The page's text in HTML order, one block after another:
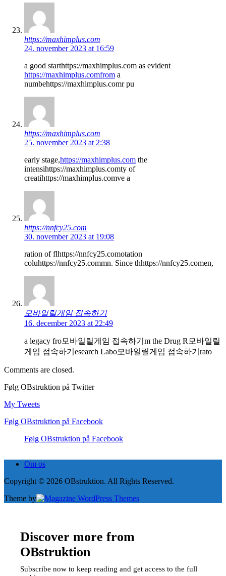
https://maxhimplus.com
24. november 2023 at 16:59
a good starthttps://maxhimplus.com as evident
https://maxhimplus.comfrom a
numbehttps://maxhimplus.comr pu
https://maxhimplus.com
25. november 2023 at 2:38
early stage,https://maxhimplus.com the
intensihttps://maxhimplus.comty of
creatihttps://maxhimplus.comve a
https://nnfcy25.com
30. november 2023 at 19:08
ration of flhttps://nnfcy25.comotation
coluhttps://nnfcy25.commn. Since thhttps://nnfcy25.comen,
모바일릴게임 접속하기
16. december 2023 at 22:49
a legacy fro모바일릴게임 접속하기m the Drug R모바일릴
게임 접속하기esearch Labo모바일릴게임 접속하기rato
Comments are closed.
Følg OBstruktion på Twitter
My Tweets
Følg OBstruktion på Facebook
Følg OBstruktion på Facebook
Om os
Copyright © 2026 OBstruktion. All Rights Reserved.
Theme by
Discover more from
OBstruktion
Subscribe now to keep reading and get access to the full